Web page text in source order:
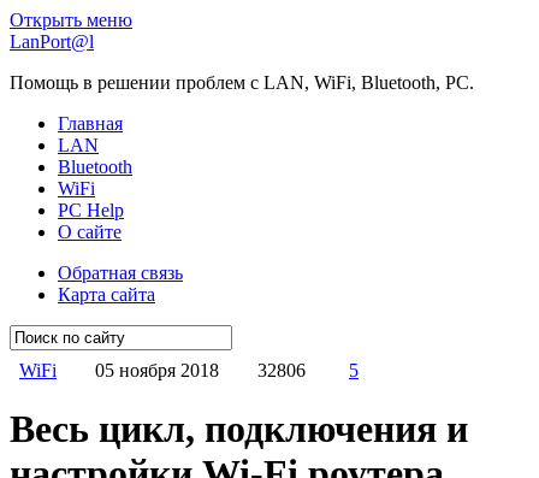
Открыть меню
LanPort@l
Помощь в решении проблем с LAN, WiFi, Bluetooth, PC.
Главная
LAN
Bluetooth
WiFi
PC Help
О сайте
Обратная связь
Карта сайта
WiFi 05 ноября 2018 32806 5
Весь цикл, подключения и